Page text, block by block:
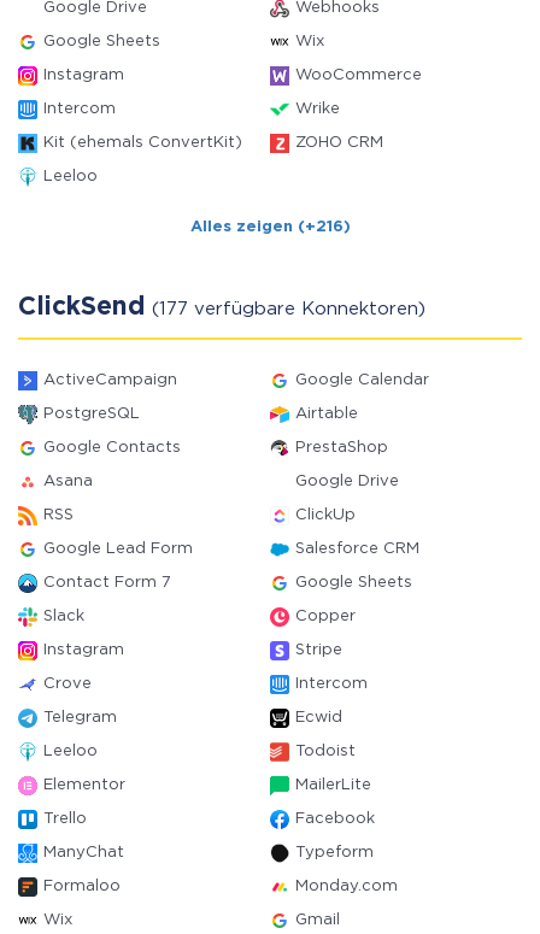
Google Drive Webhooks
Google Sheets Wix
Instagram WooCommerce
Intercom Wrike
Kit (ehemals ConvertKit) ZOHO CRM
Leeloo
Alles zeigen (+216)
ClickSend (177 verfügbare Konnektoren)
ActiveCampaign Google Calendar
PostgreSQL Airtable
Google Contacts PrestaShop
Asana Google Drive
RSS ClickUp
Google Lead Form Salesforce CRM
Contact Form 7 Google Sheets
Slack Copper
Instagram Stripe
Crove Intercom
Telegram Ecwid
Leeloo Todoist
Elementor MailerLite
Trello Facebook
ManyChat Typeform
Formaloo Monday.com
Wix Gmail